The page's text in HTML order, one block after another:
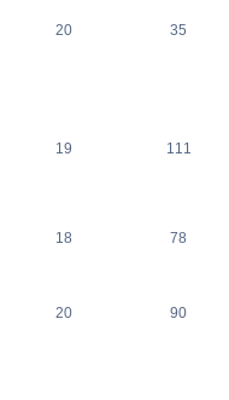
20 35
19 111
18 78
20 90